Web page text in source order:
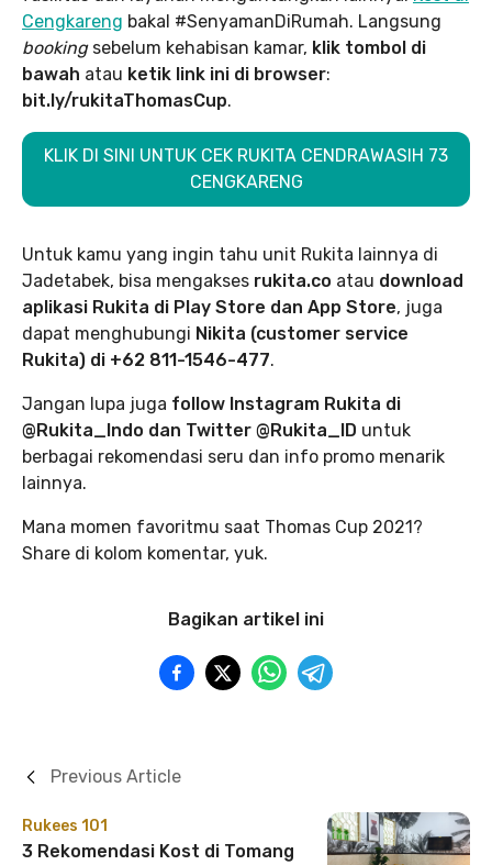
Cengkareng bakal #SenyamanDiRumah. Langsung
booking sebelum kehabisan kamar, klik tombol di
bawah atau ketik link ini di browser:
bit.ly/rukitaThomasCup.
KLIK DI SINI UNTUK CEK RUKITA CENDRAWASIH 73
CENGKARENG
Untuk kamu yang ingin tahu unit Rukita lainnya di
Jadetabek, bisa mengakses rukita.co atau download
aplikasi Rukita di Play Store dan App Store, juga
dapat menghubungi Nikita (customer service
Rukita) di +62 811-1546-477.
Jangan lupa juga follow Instagram Rukita di
@Rukita_Indo dan Twitter @Rukita_ID untuk
berbagai rekomendasi seru dan info promo menarik
lainnya.
Mana momen favoritmu saat Thomas Cup 2021?
Share di kolom komentar, yuk.
Bagikan artikel ini
Rukees 101
3 Rekomendasi Kost di Tomang
Previous Article